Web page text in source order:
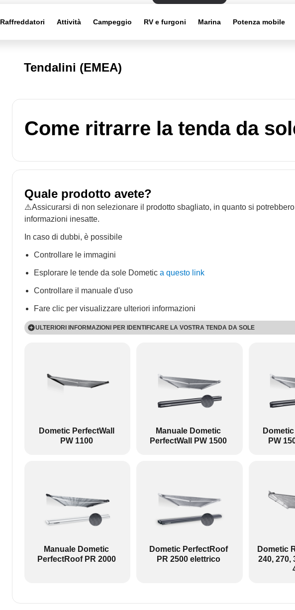
Raffreddatori Attività Campeggio RV e furgoni Marina Potenza mobile
Tendalini (EMEA)
Come ritrarre la tenda da
Quale prodotto avete?
⚠️Assicurarsi di non selezionare il prodotto sbagliato, in quanto si
informazioni inesatte.
In caso di dubbi, è possibile
Controllare le immagini
Esplorare le tende da sole Dometica questo link
Controllare il manuale d'uso
Fare clic per visualizzare ulteriori informazioni
ULTERIORI INFORMAZIONI PER IDENTIFICARE LA VOSTRA TENDA DA SOLE
cui l'aspetto finale è leggermente diverso:
Dometic PerfectWall
PW 1100
Manuale Dometic
PerfectWall PW 1500
Dometic
PW
Manuale Dometic
PerfectRoof PR 2000
Dometic PerfectRoof
PR 2500 elettrico
Dometic
240, 270,